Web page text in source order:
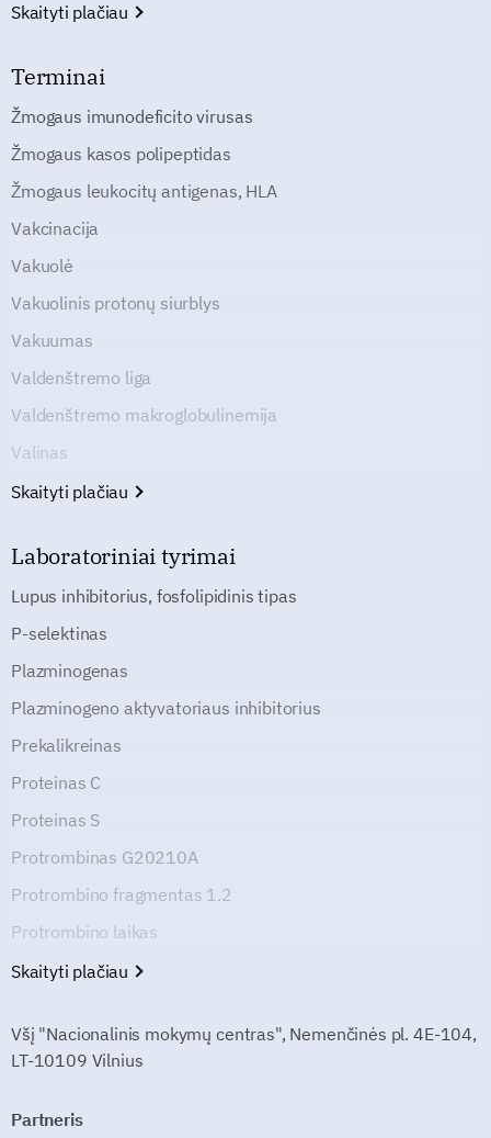
Skaityti plačiau
Terminai
Žmogaus imunodeficito virusas
Žmogaus kasos polipeptidas
Žmogaus leukocitų antigenas, HLA
Vakcinacija
Vakuolė
Vakuolinis protonų siurblys
Vakuumas
Valdenštremo liga
Valdenštremo makroglobulinemija
Valinas
Skaityti plačiau
Laboratoriniai tyrimai
Lupus inhibitorius, fosfolipidinis tipas
P-selektinas
Plazminogenas
Plazminogeno aktyvatoriaus inhibitorius
Prekalikreinas
Proteinas C
Proteinas S
Protrombinas G20210A
Protrombino fragmentas 1.2
Protrombino laikas
Skaityti plačiau
Všį "Nacionalinis mokymų centras", Nemenčinės pl. 4E-104,
LT-10109 Vilnius
Partneris